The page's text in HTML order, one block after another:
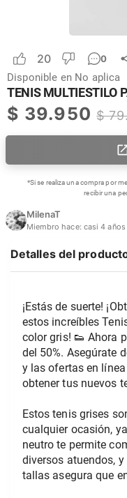
20 0
Disponible en No aplica
TENIS MULTIESTILO
$ 39.950 $
*Si se realiza una compra por
recibir una
MilenaT
Miembro hace: casi 4 años
Detalles del
¡Estás de suerte!
estos increíbles
color gris! 👟 Ahora
del 50%. Asegúrate
y las ofertas en
obtener tus nuevos
Estos tenis grises
cualquier ocasión,
neutro te permite
diversos atuendos,
tallas asegura que